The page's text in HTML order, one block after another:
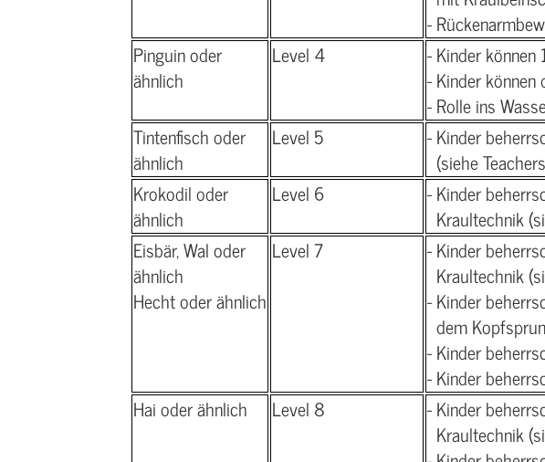
-
Pinguin oder
ähnlich
Level 4
- Kinder
- Kinder
- Rolle ins
Tintenfisch oder
ähnlich
Level 5
- Kinder
(siehe
Krokodil oder
ähnlich
Level 6
- Kinder
Kraultechnik
Eisbär, Wal oder
ähnlich
Hecht oder ähnlich
Level 7
- Kinder
Kraultechnik
- Kinder
dem
- Kinder
- Kinder
Hai oder ähnlich
Level 8
- Kinder
Kraultechnik